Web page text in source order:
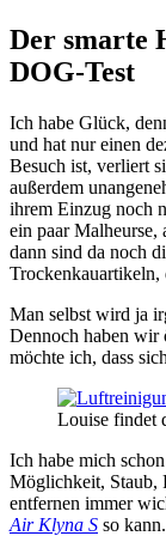
Der smarte
DOG-Test
Ich habe Glück,
und hat nur einen
Besuch ist, verliert
außerdem
ihrem Einzug noch
ein paar
dann sind da noch
Trockenkauartikeln,
Man selbst wird ja
Dennoch haben wir
möchte ich, dass
Louise findet
Ich habe mich
Möglichkeit, Staub,
entfernen immer
Air Klyna S so kann.